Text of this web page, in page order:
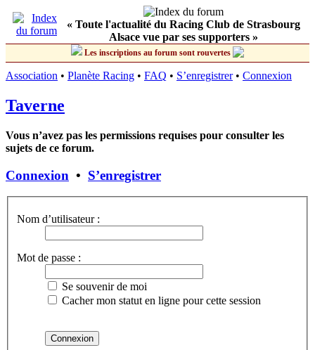
« Toute l'actualité du Racing Club de Strasbourg
Alsace vue par ses supporters »
Les inscriptions au forum sont rouvertes
Association • Planète Racing • FAQ • S’enregistrer• Connexion
Taverne
Vous n’avez pas les permissions requises pour consulter les
sujets de ce forum.
Connexion • S’enregistrer
Nom d’utilisateur :
Mot de passe :
Se souvenir de moi
Cacher mon statut en ligne pour cette session